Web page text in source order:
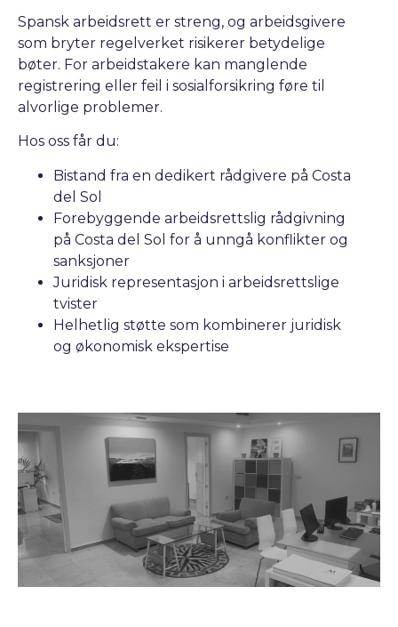
Spansk arbeidsrett er streng, og arbeidsgivere
som bryter regelverket risikerer betydelige
bøter. For arbeidstakere kan manglende
registrering eller feil i sosialforsikring føre til
alvorlige problemer.
Hos oss får du:
Bistand fra en dedikert rådgivere på Costa
del Sol
Forebyggende arbeidsrettslig rådgivning
på Costa del Sol for å unngå konflikter og
sanksjoner
Juridisk representasjon i arbeidsrettslige
tvister
Helhetlig støtte som kombinerer juridisk
og økonomisk ekspertise